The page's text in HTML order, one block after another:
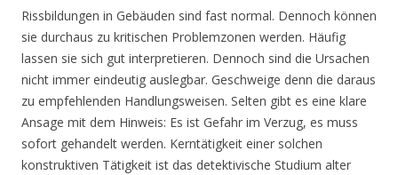
Rissbildungen in Gebäuden sind fast normal. Dennoch können
sie durchaus zu kritischen Problemzonen werden. Häufig
lassen sie sich gut interpretieren. Dennoch sind die Ursachen
nicht immer eindeutig auslegbar. Geschweige denn die daraus
zu empfehlenden Handlungsweisen. Selten gibt es eine klare
Ansage mit dem Hinweis: Es ist Gefahr im Verzug, es muss
sofort gehandelt werden. Kerntätigkeit einer solchen
konstruktiven Tätigkeit ist das detektivische Studium alter